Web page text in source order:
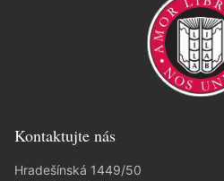
Kontaktujte nás
Hradešínská 1449/50